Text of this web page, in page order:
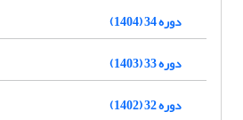
دوره 34 (1404)
دوره 33 (1403)
دوره 32 (1402)